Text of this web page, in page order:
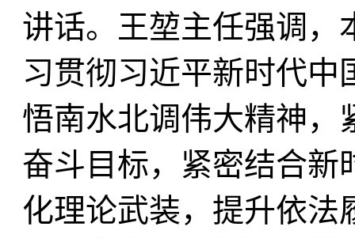
讲话。王堃主任强调，
习贯彻习近平新时代
悟南水北调伟大精神，
奋斗目标，紧密结合新
化理论武装，提升依法